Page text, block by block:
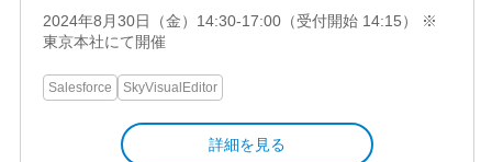
2024年8月30日（金）14:30-17:00（受付開始 14:15） ※
東京本社にて開催
Salesforce SkyVisualEditor
詳細を見る